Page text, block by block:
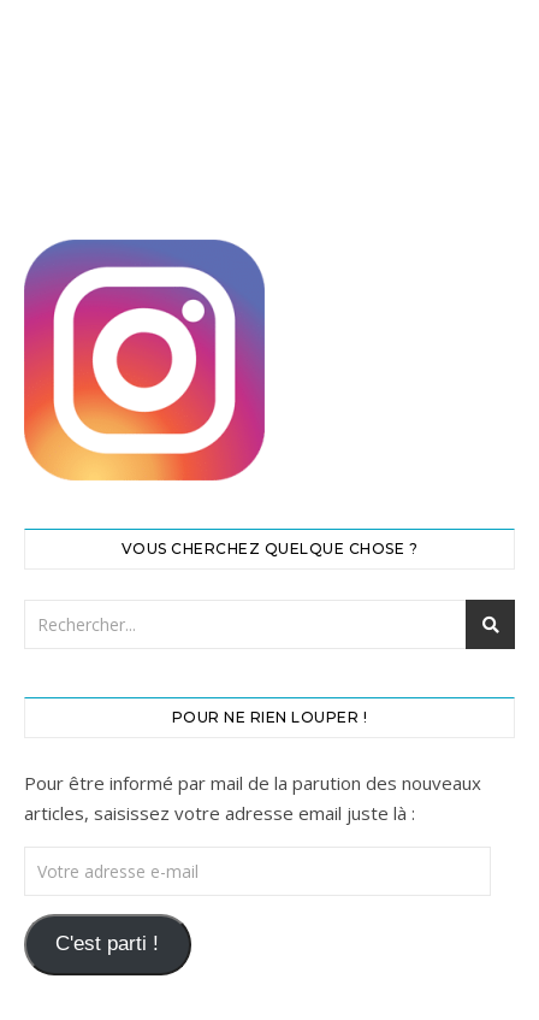
VOUS CHERCHEZ QUELQUE CHOSE ?
POUR NE RIEN LOUPER !
Pour être informé par mail de la parution des nouveaux
articles, saisissez votre adresse email juste là :
Votre adresse e-mail
C'est parti !